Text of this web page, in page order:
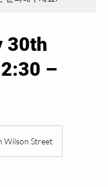
30th
–
Wilson Street